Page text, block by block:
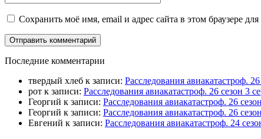
Сохранить моё имя, email и адрес сайта в этом браузере
Последние комментарии
твердый хлеб к записи: Расследования авиакатастроф.
рот к записи: Расследования авиакатастроф. 26 сезон 3
Георгий к записи: Расследования авиакатастроф. 26
Георгий к записи: Расследования авиакатастроф. 26
Евгений к записи: Расследования авиакатастроф. 24